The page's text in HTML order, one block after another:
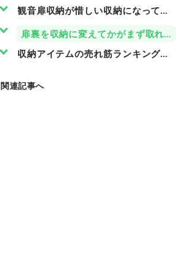
観音扉収納が惜しい収納になってい
扉裏を収納に変えてかがまず取れ
収納アイテムの売れ筋ランキングも
関連記事へ